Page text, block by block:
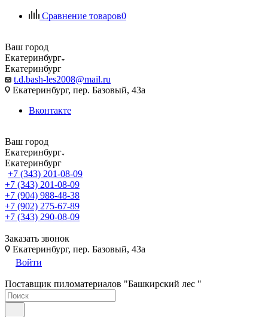
Сравнение товаров0
Ваш город
Екатеринбург
Екатеринбург
t.d.bash-les2008@mail.ru
Екатеринбург, пер. Базовый, 43а
Вконтакте
Ваш город
Екатеринбург
Екатеринбург
+7 (343) 201-08-09
+7 (343) 201-08-09
+7 (904) 988-48-38
+7 (902) 275-67-89
+7 (343) 290-08-09
Заказать звонок
Екатеринбург, пер. Базовый, 43а
Войти
Поставщик пиломатериалов "Башкирский лес "